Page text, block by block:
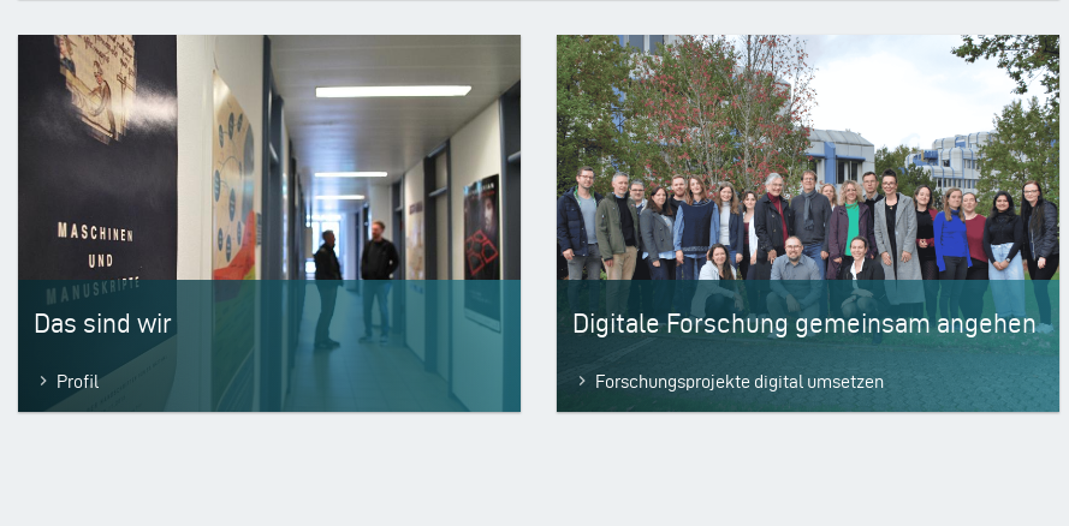
Das sind wir
Profil
Digitale Forschung gemeinsam angehen
Forschungsprojekte digital umsetzen